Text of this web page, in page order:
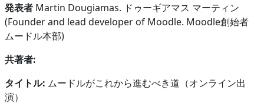
発表者 Martin Dougiamas. ドゥーギアマス マーティン
(Founder and lead developer of Moodle. Moodle創始者
ムードル本部)
共著者:
タイトル: ムードルがこれから進むべき道（オンライン出
演）